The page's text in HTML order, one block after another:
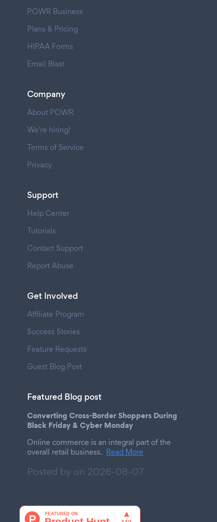
POWR Business
Plans & Pricing
HIPAA Forms
Email Blast
Company
About POWR
We're hiring!
Terms of Service
Privacy
Support
Help Center
Tutorials
Contact Support
Report Abuse
Get Involved
Affiliate Program
Success Stories
Feature Requests
Guest Blog Post
Featured Blog post
Converting Cross-Border Shoppers During
Black Friday & Cyber Monday
Online commerce is an integral part of the
overall retail business. Read More
Posted by on 2026-08-07